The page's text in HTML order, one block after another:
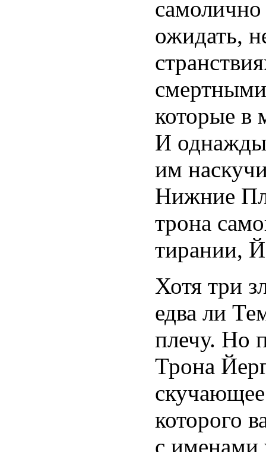
самолично
ожидать,
которые в
И
им
Нижние
трона
тирании,
Хотя три
едва ли
плечу. Но
Трона
которого
с именами